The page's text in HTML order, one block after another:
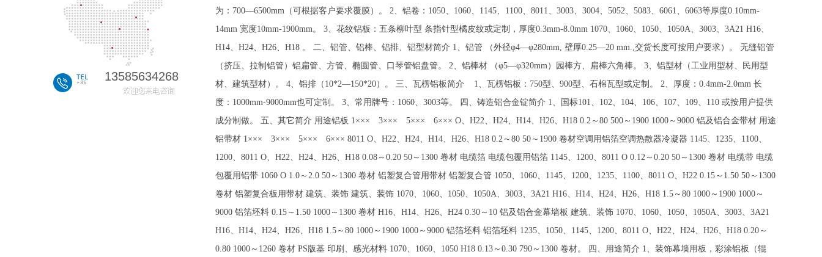
13585634268
为：700—6500mm（可根据客户要求覆膜）。 2、铝卷：1050、1060、1145、1100、8011、3003、3004、5052、5083、6061、6063等厚度0.10mm-
14mm 宽度10mm-1900mm。 3、花纹铝板：五条柳叶型 条指针型橘皮纹或定制，厚度0.3mm-8.0mm 1070、1060、1050、1050A、3003、3A21 H16、
H14、H24、H26、H18 。 二、铝管、铝棒、铝排、铝型材简介 1、铝管 （外径φ4—φ280mm, 壁厚0.25—20 mm.,交货长度可按用户要求）。 无缝铝管
（挤压、拉制铝管）铝扁管、方管、椭圆管、口琴管铝盘管。 2、铝棒材 （φ5—φ320mm）园棒方、扁棒六角棒。 3、铝型材（工业用型材、民用型
材、建筑型材）。 4、铝排（10*2—150*20）。 三、瓦楞铝板简介 1、瓦楞铝板：750型、900型、石棉瓦型或定制。 2、厚度：0.4mm-2.0mm 长
度：1000mm-9000mm也可定制。 3、常用牌号：1060、3003等。 四、铸造铝合金锭简介 1、国标101、102、104、106、107、109、110 或按用户提供
成分制做。 五、其它简介 用途铝板 1××× 3××× 5××× 6××× O、H22、H24、H14、H26、H18 0.2～80 500～1900 1000～9000 铝及铝合金带材 用途
铝带材 1××× 3××× 5××× 6××× 8011 O、H22、H24、H14、H26、H18 0.2～80 50～1900 卷材空调用铝箔空调热散器冷凝器 1145、1235、1100、
1200、8011 O、H22、H24、H26、H18 0.08～0.20 50～1300 卷材 电缆箔 电缆包覆用铝箔 1145、1200、8011 O 0.12～0.20 50～1300 卷材 电缆带 电缆
包覆用铝带 1060 O 1.0～2.0 50～1300 卷材 铝塑复合管用带材 铝塑复合管 1050、1060、1145、1200、1235、1100、8011 O、H22 0.15～1.50 50～1300
卷材 铝塑复合板用带材 建筑、装饰 建筑、装饰 1070、1060、1050、1050A、3003、3A21 H16、H14、H24、H26、H18 1.5～80 1000～1900 1000～
9000 铝箔坯料 0.15～1.50 1000～1300 卷材 H16、H14、H26、H24 0.30～10 铝及铝合金幕墙板 建筑、装饰 1070、1060、1050、1050A、3003、3A21
H16、H14、H24、H26、H18 1.5～80 1000～1900 1000～9000 铝箔坯料 铝箔坯料 1235、1050、1145、1200、8011 O、H22、H24、H26、H18 0.20～
0.80 1000～1260 卷材 PS版基 印刷、感光材料 1070、1060、1050 H18 0.13～0.30 790～1300 卷材。 四、用途简介 1、装饰幕墙用板，彩涂铝板（辊